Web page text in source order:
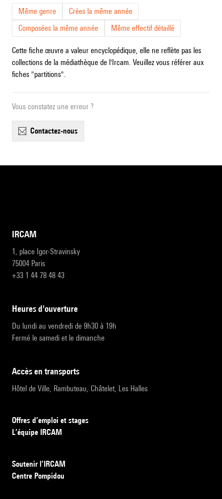
Même genre
Crées la même année
Composées la même année
Même effectif détaillé
Cette fiche œuvre a valeur encyclopédique, elle ne reflète pas les
collections de la médiathèque de l'Ircam. Veuillez vous référer aux
fiches "partitions".
Vous constatez une erreur ?
contactez-nous
IRCAM
1, place Igor-Stravinsky
75004 Paris
+33 1 44 78 48 43
heures d'ouverture
Du lundi au vendredi de 9h30 à 19h
Fermé le samedi et le dimanche
accès en transports
Hôtel de Ville, Rambuteau, Châtelet, Les Halles
Offres d’emploi et stages
L’équipe IRCAM
Soutenir l’IRCAM
Centre Pompidou